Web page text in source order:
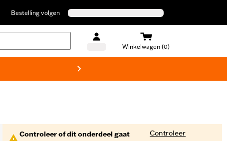
Bestelling volgen
Winkelwagen (0)
Controleer of dit onderdeel gaat
Controleer